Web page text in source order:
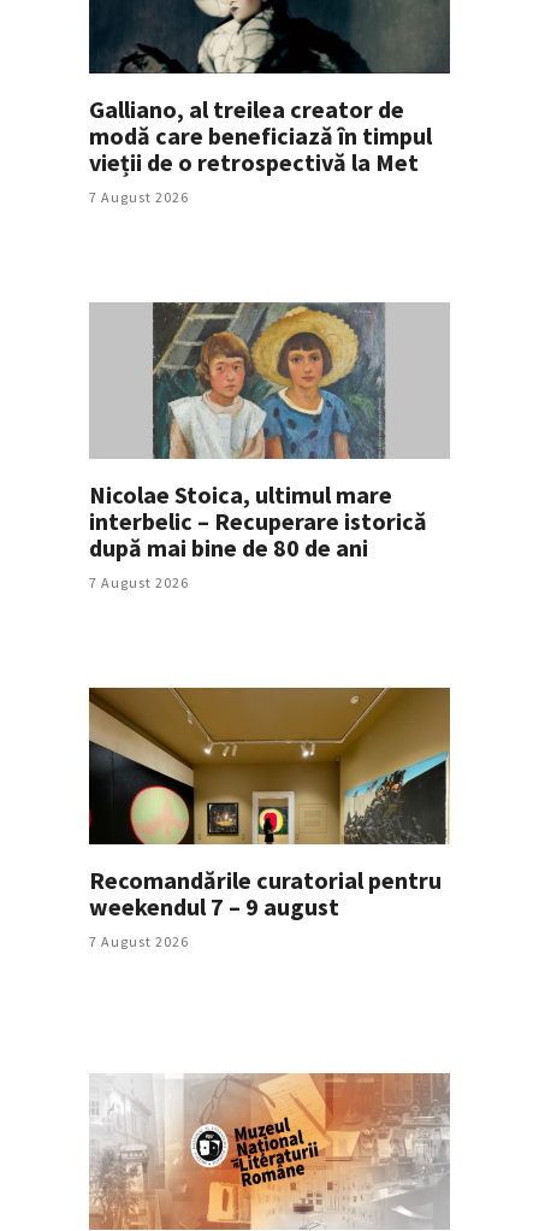
Galliano, al treilea creator de
modă care beneficiază în timpul
vieții de o retrospectivă la Met
7 August 2026
Nicolae Stoica, ultimul mare
interbelic – Recuperare istorică
după mai bine de 80 de ani
7 August 2026
Recomandările curatorial pentru
weekendul 7 – 9 august
7 August 2026